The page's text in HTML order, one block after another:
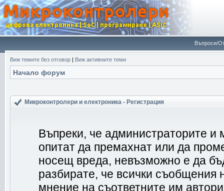
Въпроси/
Виж темите без отговор | Виж активните теми
Начало форум
Микроконтролери и електроника - Регистрация
Въпреки, че администраторите
опитат да премахнат или да
носещ вреда, невъзможно е да
разбирате, че всички съобщения
мнение на съответните им